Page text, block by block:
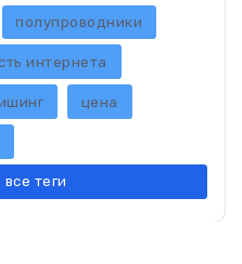
полупроводники
интернета
цена
теги